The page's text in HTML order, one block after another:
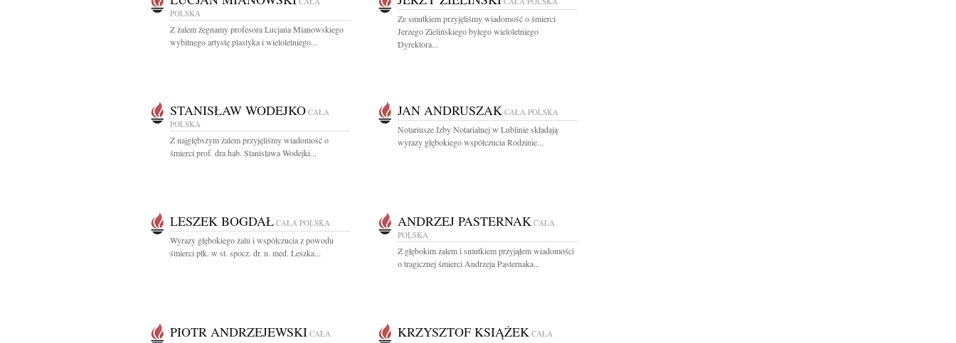
POLSKA
Z żalem żegnamy profesora Lucjana Mianowskiego
wybitnego artystę plastyka i wieloletniego...
Ze smutkiem przyjęliśmy wiadomość o śmierci
Jerzego Zielińskiego byłego wieloletniego
Dyrektora...
STANISŁAW WODEJKO CAŁA
POLSKA
Z najgłębszym żalem przyjęliśmy wiadomość o
śmierci prof. dra hab. Stanisława Wodejki...
JAN ANDRUSZAK CAŁA POLSKA
Notariusze Izby Notarialnej w Lublinie składają
wyrazy głębokiego współczucia Rodzinie...
LESZEK BOGDAŁ CAŁA POLSKA
Wyrazy głębokiego żalu i współczucia z powodu
śmierci płk. w st. spocz. dr. n. med. Leszka...
ANDRZEJ PASTERNAK CAŁA
POLSKA
Z głębokim żalem i smutkiem przyjąłem wiadomości
o tragicznej śmierci Andrzeja Pasternaka...
PIOTR ANDRZEJEWSKI CAŁA
KRZYSZTOF KSIĄŻEK CAŁA